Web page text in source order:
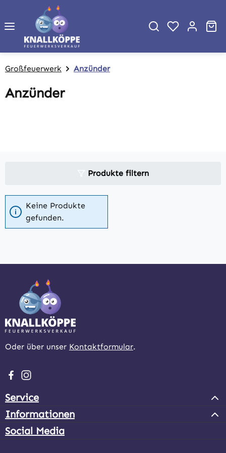
Zum Hauptinhalt springen
Großfeuerwerk Anzünder
Anzünder
Produkte filtern
Keine Produkte
gefunden.
Oder über unser Kontaktformular.
Besuche uns auf Facebook – öffnet in neuem Tab
Schau auf Instagram vorbei – öffnet in neuem Tab
Service
Informationen
Social Media